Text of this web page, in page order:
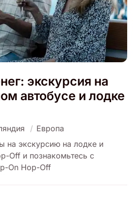
экскурсия на
автобусе и лодке
Европа
на экскурсию на лодке и
Off и познакомьтесь с
On Hop-Off